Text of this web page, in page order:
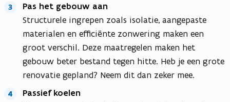
Pas het gebouw aan
Structurele ingrepen zoals isolatie, aangepaste
materialen en efficiënte zonwering maken een
groot verschil. Deze maatregelen maken het
gebouw beter bestand tegen hitte. Heb je een grote
renovatie gepland? Neem dit dan zeker mee.
Passief koelen